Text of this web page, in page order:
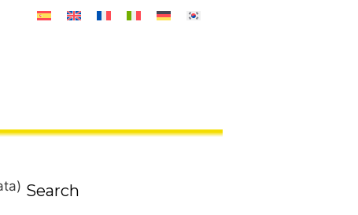
Search